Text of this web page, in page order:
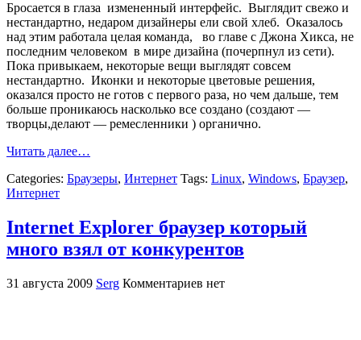
Бросается в глаза измененный интерфейс. Выглядит свежо и
нестандартно, недаром дизайнеры ели свой хлеб. Оказалось
над этим работала целая команда, во главе с Джона Хикса, не
последним человеком в мире дизайна (почерпнул из сети).
Пока привыкаем, некоторые вещи выглядят совсем
нестандартно. Иконки и некоторые цветовые решения,
оказался просто не готов с первого раза, но чем дальше, тем
больше проникаюсь насколько все создано (создают —
творцы,делают — ремесленники ) органично.
Читать далее…
Categories: Браузеры, Интернет Tags: Linux, Windows, Браузер,
Интернет
Internet Explorer браузер который
много взял от конкурентов
31 августа 2009 Serg Комментариев нет